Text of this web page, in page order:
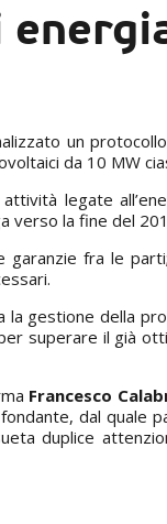
un
da 10 MW
legate
verso la fine del
garanzie fra le
gestione della
superare il già
Francesco
dal
duplice